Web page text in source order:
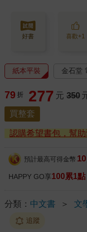
好書 喜歡+1
紙本平裝 金石堂
79 折 277 元 350
買整套
認購希望書包，幫
預計最高可得金幣 10
HAPPY GO享100累1
分類： 中文書 ＞ 文
追蹤